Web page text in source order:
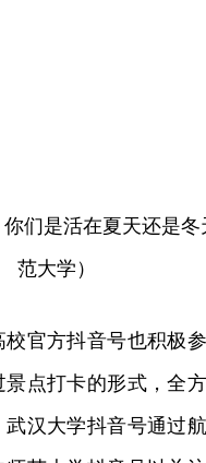
们是活在夏天还是
范大学）
官方抖音号也积极
点打卡的形式，全
汉大学抖音号通过